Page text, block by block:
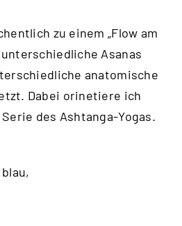
zu einem „Flow am
unterschiedliche Asanas
anatomische
Dabei orinetiere ich
des Ashtanga-Yogas.